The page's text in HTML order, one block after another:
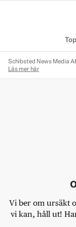
Schibsted News Media
Läs mer här
Vi ber om ursäkt
vi kan, håll ut!